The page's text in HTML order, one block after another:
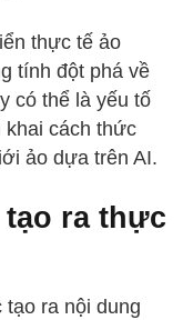
thực tế ảo
tính đột phá về
có thể là yếu tố
khai cách thức
ảo dựa trên AI.
tạo ra thực
ra nội dung